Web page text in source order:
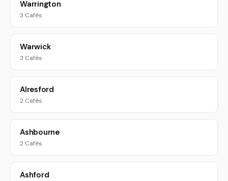
Warrington
3 Cafés
Warwick
3 Cafés
Alresford
2 Cafés
Ashbourne
2 Cafés
Ashford